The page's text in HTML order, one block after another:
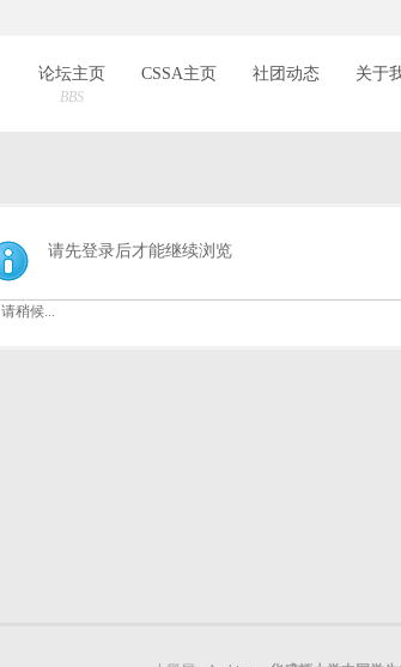
论坛主页
BBS
CSSA主页 社团动态 关于
请先登录后才能继续浏览
请稍候...